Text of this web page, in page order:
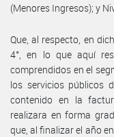
(Menores Ingresos); y
Que, al respecto, en
4°, en lo que aquí
comprendidos en el
los servicios públicos
contenido en la
realizara en forma
que, al finalizar el año